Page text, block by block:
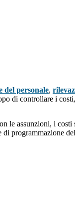
del personale,
di controllare i
assunzioni, i
programmazione